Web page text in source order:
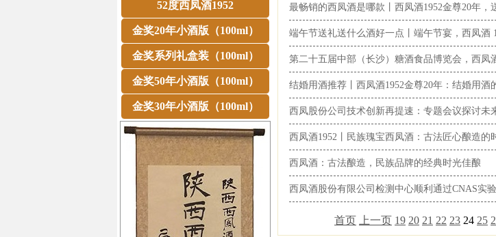
52度西凤酒1952
金奖20年小酒版（100ml）
金奖系列礼盒装（100ml）
金奖50年小酒版（100ml）
金奖30年小酒版（100ml）
最畅销的西凤酒是哪款丨西凤酒1952金尊20年，
端午节送礼送什么酒好一点丨端午节宴，西凤酒
第二十五届中部（长沙）糖酒食品博览会，西凤
结婚用酒推荐丨西凤酒1952金尊20年：结婚用酒
西凤股份公司技术创新再提速：专题会议探讨未
西凤酒1952丨民族瑰宝西凤酒：古法匠心酿造的
西凤酒：古法酿造，民族品牌的经典时光佳酿
西凤酒股份有限公司检测中心顺利通过CNAS实
首页 上一页 19 20 21 22 23 24 25